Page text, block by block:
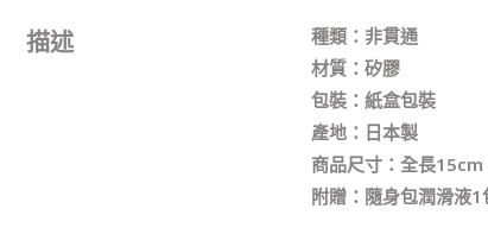
描述
種類：非貫通
材質：矽膠
包裝：紙盒包裝
產地：日本製
商品尺寸：全長
附贈：隨身包潤滑液1